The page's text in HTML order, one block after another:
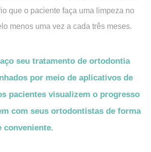
que o paciente faça uma limpeza no
menos uma vez a cada três meses.
seu tratamento de ortodontia
por meio de aplicativos de
pacientes visualizem o progresso
com seus ortodontistas de forma
conveniente.